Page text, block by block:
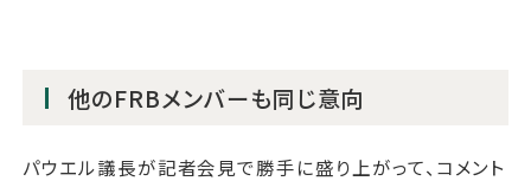
他のFRBメンバーも同じ意向
パウエル議長が記者会見で勝手に盛り上がって、コメント